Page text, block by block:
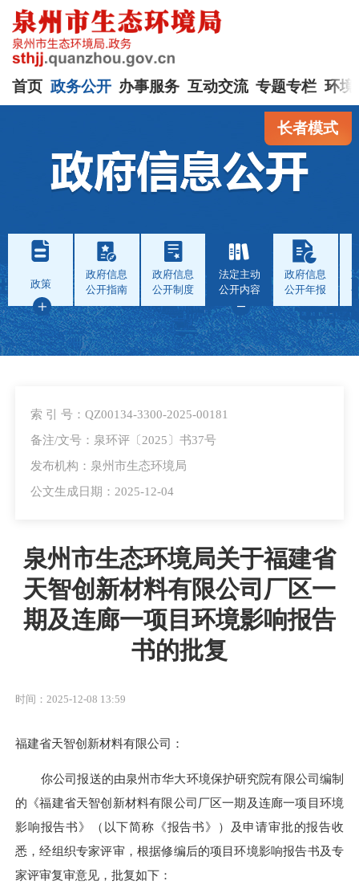
首页 政务公开 办事服务 互动交流 专题专栏 环境
长者模式
政策
政府信息
公开指南
政府信息
公开制度
法定主动
公开内容
政府信息
公开年报
索 引 号：QZ00134-3300-2025-00181
备注/文号：泉环评〔2025〕书37号
发布机构：泉州市生态环境局
公文生成日期：2025-12-04
泉州市生态环境局关于福建省
天智创新材料有限公司厂区一
期及连廊一项目环境影响报告
书的批复
时间：2025-12-08 13:59
福建省天智创新材料有限公司 ：
你公司报送的由泉州市华大环境保护研究院有限公司编制
的《福建省天智创新材料有限公司厂区一期及连廊一项目环境
影响报告书》（以下简称《报告书》） 及申请审批的报告收
悉，经组织专家评审， 根据修编后的项目环境影响报告书及专
家评审复审意见， 批复如下：